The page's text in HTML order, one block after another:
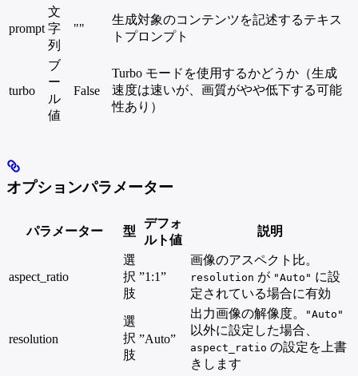
prompt
文
字
列
""
生成対象のコンテンツを記述するテキス
トプロンプト
turbo
ブ
ー
ル
値
False
Turbo モードを使用するかどうか（生成
速度は速いが、画質がやや低下する可能
性あり）
オプションパラメーター
パラメーター 型
デフォ
ルト値
説明
aspect_ratio
選
択
肢
”1:1”
画像のアスペクト比。
resolution が "Auto" に設
定されている場合に有効
resolution
選
択
肢
”Auto”
出力画像の解像度。 "Auto"
以外に設定した場合、
aspect_ratio の設定を上書
きします